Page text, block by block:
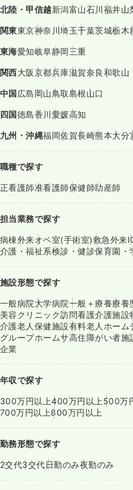
北陸・甲信越新潟富山石川福井山
関東東京神奈川埼玉千葉茨城栃木
東海愛知岐阜静岡三重
関西大阪京都兵庫滋賀奈良和歌山
中国広島岡山鳥取島根山口
四国徳島香川愛媛高知
九州・沖縄福岡佐賀長崎熊本大分
職種で探す
正看護師准看護師保健師助産師
担当業務で探す
病棟外来オペ室(手術室)救急外来
介護・福祉系検診・健診保育園・
施設形態で探す
一般病院大学病院一般＋療養療養
美容クリニック訪問看護介護施設
介護老人保健施設有料老人ホーム
グループホームサ高住障がい者施
企業
年収で探す
300万円以上400万円以上 500万
700万円以上800万円以上
勤務形態で探す
2交代3交代日勤のみ夜勤のみ